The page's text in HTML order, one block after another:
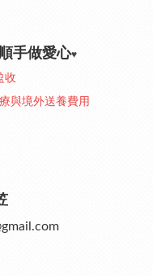
手做愛心♥︎
收
與境外送養費用